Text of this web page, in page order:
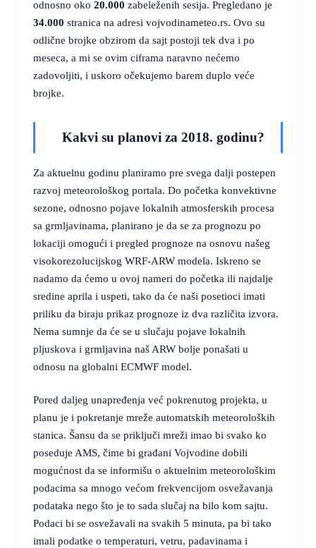
odnosno oko 20.000 zabeleženih sesija. Pregledano je
34.000 stranica na adresi vojvodinameteo.rs. Ovo su
odlične brojke obzirom da sajt postoji tek dva i po
meseca, a mi se ovim ciframa naravno nećemo
zadovoljiti, i uskoro očekujemo barem duplo veće
brojke.
Kakvi su planovi za 2018. godinu?
Za aktuelnu godinu planiramo pre svega dalji postepen
razvoj meteorološkog portala. Do početka konvektivne
sezone, odnosno pojave lokalnih atmosferskih procesa
sa grmljavinama, planirano je da se za prognozu po
lokaciji omogući i pregled prognoze na osnovu našeg
visokorezolucijskog WRF-ARW modela. Iskreno se
nadamo da ćemo u ovoj nameri do početka ili najdalje
sredine aprila i uspeti, tako da će naši posetioci imati
priliku da biraju prikaz prognoze iz dva različita izvora.
Nema sumnje da će se u slučaju pojave lokalnih
pljuskova i grmljavina naš ARW bolje ponašati u
odnosu na globalni ECMWF model.
Pored daljeg unapređenja već pokrenutog projekta, u
planu je i pokretanje mreže automatskih meteoroloških
stanica. Šansu da se priključi mreži imao bi svako ko
poseduje AMS, čime bi građani Vojvodine dobili
mogućnost da se informišu o aktuelnim meteorološkim
podacima sa mnogo većom frekvencijom osvežavanja
podataka nego što je to sada slučaj na bilo kom sajtu.
Podaci bi se osvežavali na svakih 5 minuta, pa bi tako
imali podatke o temperaturi, vetru, padavinama i